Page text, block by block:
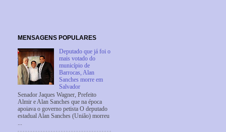
MENSAGENS POPULARES
Deputado que já foi o
mais votado do
município de
Barrocas, Alan
Sanches morre em
Salvador
Senador Jaques Wagner, Prefeito
Almir e Alan Sanches que na época
apoiava o governo petista O deputado
estadual Alan Sanches (União) morreu
...